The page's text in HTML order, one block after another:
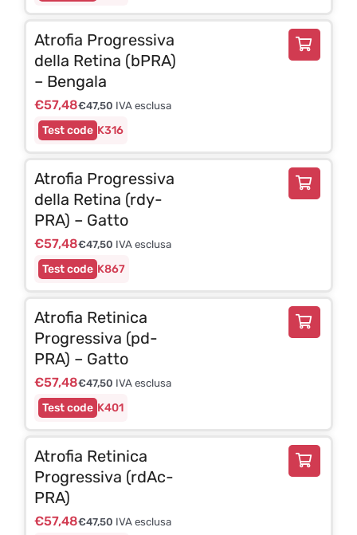
K316
Atrofia Progressiva
della Retina (bPRA)
– Bengala
€57,48€47,50 IVA esclusa
K867
Atrofia Progressiva
della Retina (rdy-
PRA) – Gatto
€57,48€47,50 IVA esclusa
K401
Atrofia Retinica
Progressiva (pd-
PRA) – Gatto
€57,48€47,50 IVA esclusa
Atrofia Retinica
Progressiva (rdAc-
PRA)
€57,48€47,50 IVA esclusa